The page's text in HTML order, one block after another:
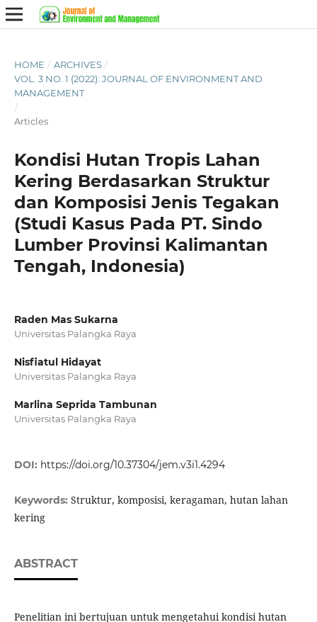
HOME / ARCHIVES /
VOL. 3 NO. 1 (2022): JOURNAL OF ENVIRONMENT AND
MANAGEMENT
/
Articles
Kondisi Hutan Tropis Lahan
Kering Berdasarkan Struktur
dan Komposisi Jenis Tegakan
(Studi Kasus Pada PT. Sindo
Lumber Provinsi Kalimantan
Tengah, Indonesia)
Raden Mas Sukarna
Universitas Palangka Raya
Nisfiatul Hidayat
Universitas Palangka Raya
Marlina Seprida Tambunan
Universitas Palangka Raya
DOI: https://doi.org/10.37304/jem.v3i1.4294
Keywords: Struktur, komposisi, keragaman, hutan lahan
kering
ABSTRACT
Penelitian ini bertujuan untuk mengetahui kondisi hutan